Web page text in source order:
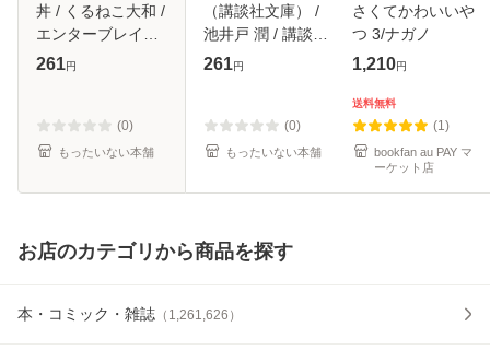
丼 / くるねこ大和 /
エンターブレイン
[コミック]【メール
261円
(0)
もったいない本舗
（講談社文庫） /
池井戸 潤 / 講談社
[文庫]【メール便送
261円
(0)
もったいない本舗
さくてかわいいや
つ 3/ナガノ
1,210円
送料無料
(1)
bookfan au PAY マ
ーケット店
お店のカテゴリから商品を探す
本・コミック・雑誌 （ 1,261,626 ）